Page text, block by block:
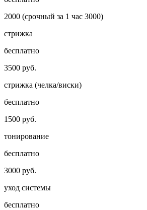
2000 (срочный за 1 час 3000)
стрижка
бесплатно
3500 руб.
стрижка (челка/виски)
бесплатно
1500 руб.
тонирование
бесплатно
3000 руб.
уход системы
бесплатно